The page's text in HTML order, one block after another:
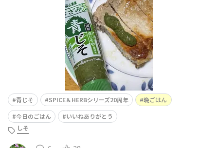
青じそ SPICE＆HERBシリーズ20周年
晩ごはん
今日のごはん
いいねありがとう
しそ